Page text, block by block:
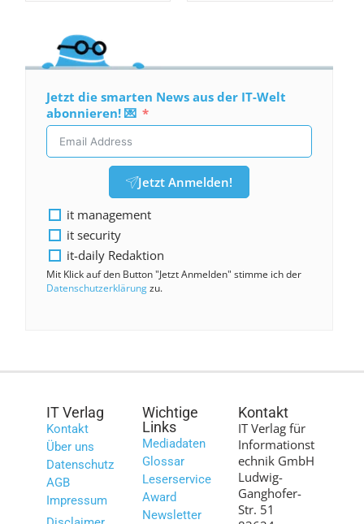
Jetzt die smarten News aus der IT-Welt
abonnieren! 💌
Jetzt Anmelden!
it management
it security
it-daily Redaktion
Mit Klick auf den Button "Jetzt Anmelden" stimme ich der
Datenschutzerklärungzu.
IT Verlag
Kontakt
Über uns
Datenschutz
AGB
Impressum
Wichtige
Links
Mediadaten
Glossar
Leserservice
Award
Newsletter
Kontakt
IT Verlag für
Informationst
echnik GmbH
Ludwig-
Ganghofer-
Str. 51